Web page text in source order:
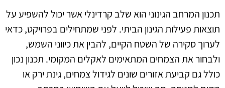
תכנון המרחב הגינוני הוא שלב קרדינלי אשר יכול להשפיע על
תוצאות פעילות הגינון הביתי. לפני שמתחילים בפרויקט, כדאי
לערוך סקירה של השטח הקיים, להבין את כיווני השמש,
ולבחור את הצמחים המתאימים לאקלים המקומי. תכנון נכון
כולל גם קביעת אזורים שונים לגידול צמחים, גינת ירק או